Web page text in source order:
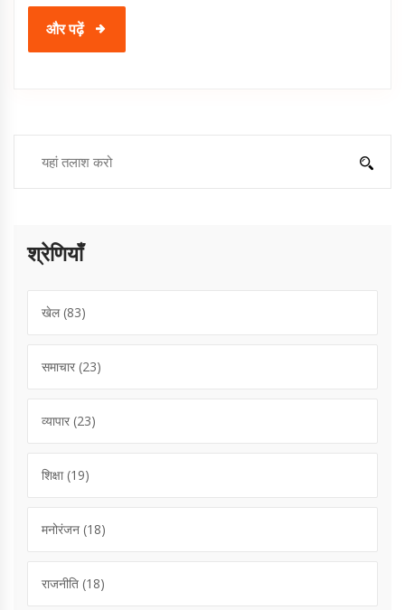
और पढ़ें
श्रेणियाँ
खेल(83)
समाचार (23)
व्यापार (23)
शिक्षा(19)
मनोरंजन (18)
राजनीति (18)